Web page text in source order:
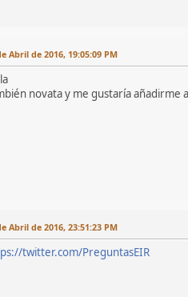
Abril de 2016, 19:05:09 PM
novata y me gustaría añadirme
Abril de 2016, 23:51:23 PM
twitter.com/PreguntasEIR